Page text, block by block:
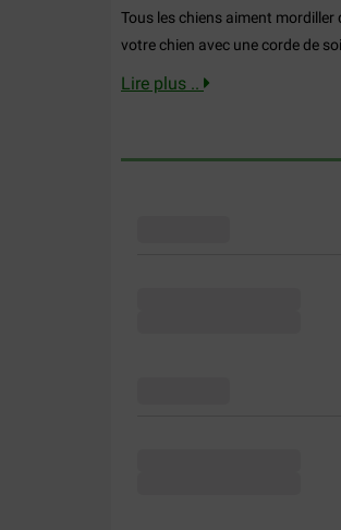
Tous les chiens aiment
votre chien avec une corde de
Lire plus ..